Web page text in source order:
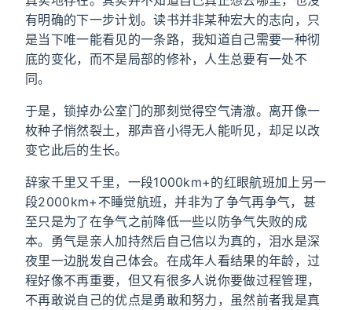
有明确的下一步计划。读书并非某种宏大的志向，只
是当下唯一能看见的一条路，我知道自己需要一种彻
底的变化，而不是局部的修补，人生总要有一处不
同。
于是，锁掉办公室门的那刻觉得空气清澈。离开像一
枚种子悄然裂土，那声音小得无人能听见，却足以改
变它此后的生长。
辞家千里又千里，一段1000km+的红眼航班加上另一
段2000km+不睡觉航班，并非为了争气再争气，甚
至只是为了在争气之前降低一些以防争气失败的成
本。勇气是亲人加持然后自己信以为真的，泪水是深
夜里一边脱发自己体会。在成年人看结果的年龄，过
程好像不再重要，但又有很多人说你要做过程管理，
不再敢说自己的优点是勇敢和努力，虽然前者我是真